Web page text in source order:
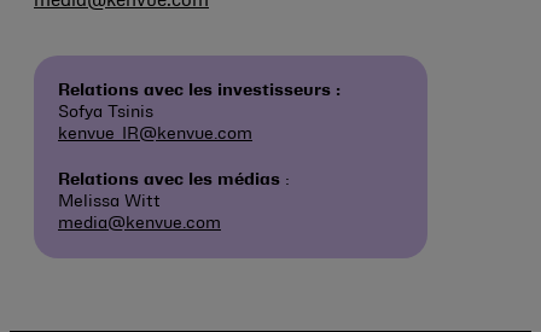
Relations avec les investisseurs :
Sofya Tsinis
kenvue_IR@kenvue.com
Relations avec les médias :
Melissa Witt
media@kenvue.com